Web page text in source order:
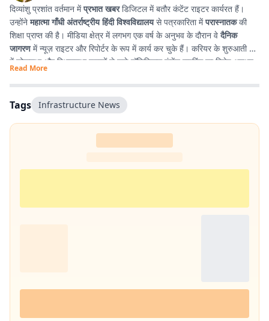
दिव्यांशु प्रशांत वर्तमान मेंप्रभात खबरडिजिटल में बतौर कंटेंट राइटर कार्यरत हैं।
उन्होंनेमहात्मा गाँधी अंतर्राष्ट्रीय हिंदी विश्वविद्यालयसे पत्रकारिता मेंपरास्नातककी
शिक्षा प्राप्त की है। मीडिया क्षेत्र में लगभग एक वर्ष के अनुभव के दौरान वेदैनिक
जागरणमें न्यूज़ राइटर और रिपोर्टर के रूप में कार्य कर चुके हैं। करियर के शुरुआती दौर
में लोकसभा और विधानसभा चुनावों से जुड़े पॉलिटिकल कंटेंट राइटिंग का विशेष अनुभव
प्राप्त किया। इसके अतिरिक्त उन्होंने
किया है, जिसके कारण साहित्य, पठन-पाठन, लेखन और कविता-सृजन में उनकी विशेष
रुचि है। सटीक, निष्पक्ष और प्रभावशाली लेखन के माध्यम से पाठकों तक विश्वसनीय
जानकारी पहुँचाना उनकी पेशेवर पहचान है।
Read More
Tags Infrastructure News